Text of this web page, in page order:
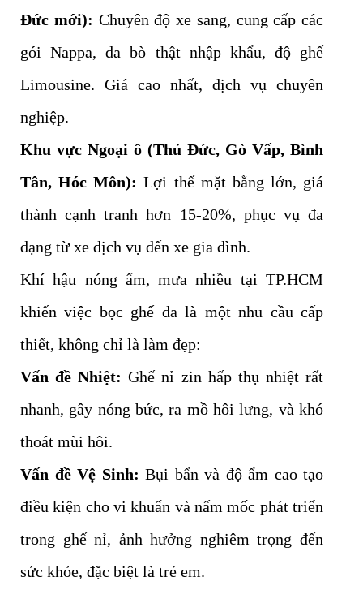
Đức mới): Chuyên độ xe sang, cung cấp các
gói Nappa, da bò thật nhập khẩu, độ ghế
Limousine. Giá cao nhất, dịch vụ chuyên
nghiệp.
Khu vực Ngoại ô (Thủ Đức, Gò Vấp, Bình
Tân, Hóc Môn): Lợi thế mặt bằng lớn, giá
thành cạnh tranh hơn 15-20%, phục vụ đa
dạng từ xe dịch vụ đến xe gia đình.
Khí hậu nóng ẩm, mưa nhiều tại TP.HCM
khiến việc bọc ghế da là một nhu cầu cấp
thiết, không chỉ là làm đẹp:
Vấn đề Nhiệt: Ghế nỉ zin hấp thụ nhiệt rất
nhanh, gây nóng bức, ra mồ hôi lưng, và khó
thoát mùi hôi.
Vấn đề Vệ Sinh: Bụi bẩn và độ ẩm cao tạo
điều kiện cho vi khuẩn và nấm mốc phát triển
trong ghế nỉ, ảnh hưởng nghiêm trọng đến
sức khỏe, đặc biệt là trẻ em.